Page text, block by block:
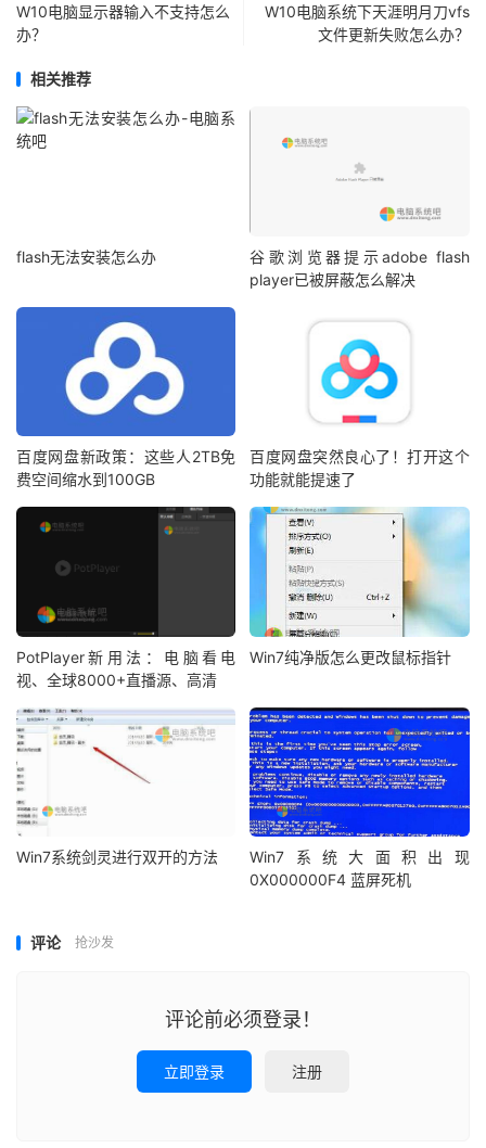
W10电脑显示器输入不支持怎么
办？
W10电脑系统下天涯明月刀vfs
文件更新失败怎么办？
相关推荐
flash无法安装怎么办
谷歌浏览器提示adobe flash
player已被屏蔽怎么解决
百度网盘新政策：这些人2TB免
费空间缩水到100GB
百度网盘突然良心了！打开这个
功能就能提速了
PotPlayer新用法：电脑看电
视、全球8000+直播源、高清
Win7纯净版怎么更改鼠标指针
Win7系统剑灵进行双开的方法
Win7系统大面积出现
0X000000F4 蓝屏死机
评论 抢沙发
评论前必须登录！
立即登录 注册